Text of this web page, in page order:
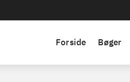
Forside Bøger